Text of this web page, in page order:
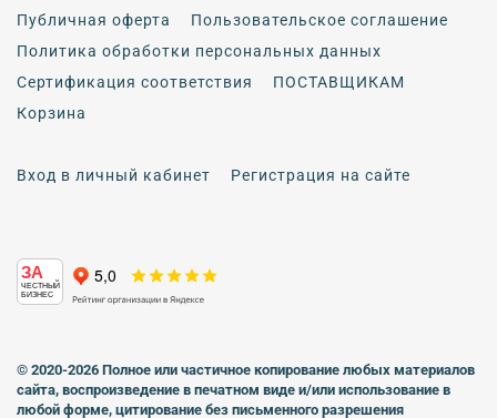
Публичная оферта
Пользовательское соглашение
Политика обработки персональных данных
Сертификация соответствия
ПОСТАВЩИКАМ
Корзина
Вход в личный кабинет Регистрация на сайте
ЗА
ЧЕСТНЫЙ
БИЗНЕС
© 2020-2026 Полное или частичное копирование любых материалов
сайта, воспроизведение в печатном виде и/или использование в
любой форме, цитирование без письменного разрешения